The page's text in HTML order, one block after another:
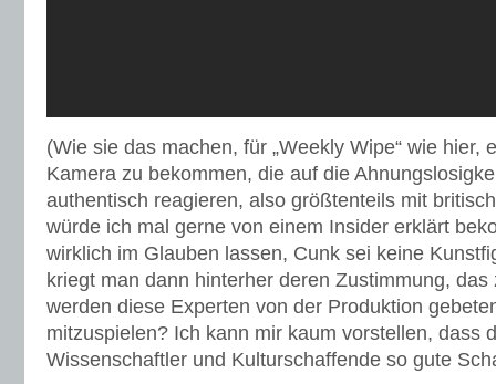
(Wie sie das machen, für „Weekly Wipe“ wie hier,
Kamera zu bekommen, die auf die
authentisch reagieren, also größtenteils mit
würde ich mal gerne von einem Insider erklärt
wirklich im Glauben lassen, Cunk sei keine
kriegt man dann hinterher deren Zustimmung,
werden diese Experten von der Produktion
mitzuspielen? Ich kann mir kaum vorstellen, dass
Wissenschaftler und Kulturschaffende so gute